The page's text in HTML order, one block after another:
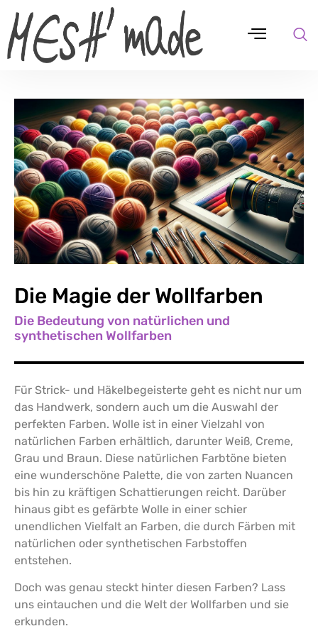
Die Magie der Wollfarben
Die Bedeutung von natürlichen und
synthetischen Wollfarben
Für Strick- und Häkelbegeisterte geht es nicht nur um
das Handwerk, sondern auch um die Auswahl der
perfekten Farben. Wolle ist in einer Vielzahl von
natürlichen Farben erhältlich, darunter Weiß, Creme,
Grau und Braun. Diese natürlichen Farbtöne bieten
eine wunderschöne Palette, die von zarten Nuancen
bis hin zu kräftigen Schattierungen reicht. Darüber
hinaus gibt es gefärbte Wolle in einer schier
unendlichen Vielfalt an Farben, die durch Färben mit
natürlichen oder synthetischen Farbstoffen
entstehen.
Doch was genau steckt hinter diesen Farben? Lass
uns eintauchen und die Welt der Wollfarben und sie
erkunden.